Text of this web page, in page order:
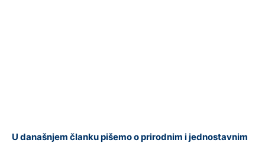
U današnjem članku pišemo o prirodnim i jednostavnim